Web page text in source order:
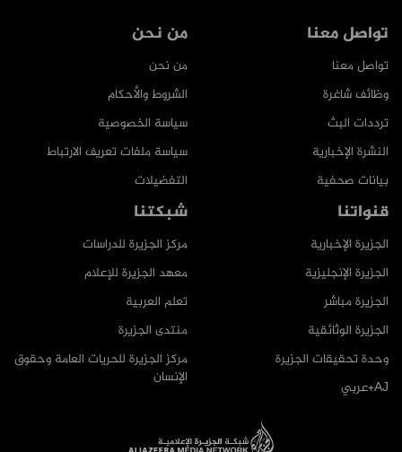
من نحن
من نحن
الشروط والأحكام
سياسة الخصوصية
سياسة ملفات تعريف الارتباط
التفضيلات
تواصل معنا
تواصل معنا
وظائف شاغرة
ترددات البث
النشرة الإخبارية
بيانات صحفية
شبكتنا
مركز الجزيرة للدراسات
معهد الجزيرة للإعلام
تعلم العربية
منتدى الجزيرة
مركز الجزيرة للحريات العامة وحقوق
الإنسان
قنواتنا
الجزيرة الإخبارية
الجزيرة الإنجليزية
الجزيرة مباشر
الجزيرة الوثائقية
وحدة تحقيقات الجزيرة
AJ+عربي